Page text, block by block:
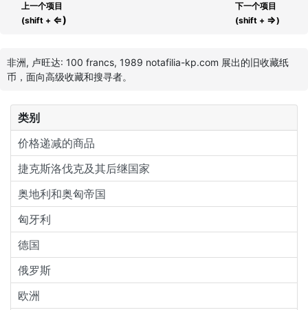
类别
价格递减的商品
捷克斯洛伐克及其后继国家
奥地利和奥匈帝国
匈牙利
德国
俄罗斯
欧洲
上一个项目
(shift + ⇐)
下一个项目
(shift + ⇒)
非洲, 卢旺达: 100 francs, 1989 notafilia-kp.com 展出的旧收藏纸
币，面向高级收藏和搜寻者。